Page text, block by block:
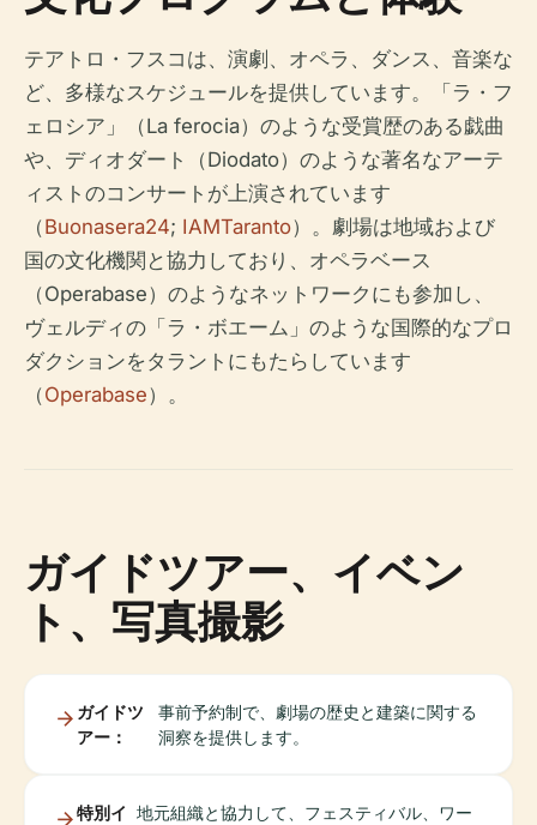
テアトロ・フスコは、演劇、オペラ、ダンス、音楽な
ど、多様なスケジュールを提供しています。「ラ・フ
ェロシア」（La ferocia）のような受賞歴のある戯曲
や、ディオダート（Diodato）のような著名なアーテ
ィストのコンサートが上演されています
（Buonasera24; IAMTaranto）。劇場は地域および
国の文化機関と協力しており、オペラベース
（Operabase）のようなネットワークにも参加し、
ヴェルディの「ラ・ボエーム」のような国際的なプロ
ダクションをタラントにもたらしています
（Operabase）。
ガイドツアー、イベン
ト、写真撮影
ガイドツ
アー：
事前予約制で、劇場の歴史と建築に関する
洞察を提供します。
特別イ
地元組織と協力して、フェスティバル、ワー